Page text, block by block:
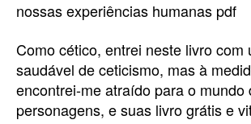
nossas experiências humanas pdf
Como cético, entrei neste livro com
saudável de ceticismo, mas à
encontrei-me atraído para o mundo
personagens, e suas livro grátis e